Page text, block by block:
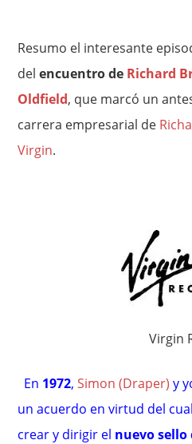
Resumo el interesante
delencuentro de Richard
Oldfield, que marcó un
carrera empresarial de
Virgin.
Virgin
En 1972,Simon (Draper)y
un acuerdo en virtud del
crear y dirigir el nuevo sello